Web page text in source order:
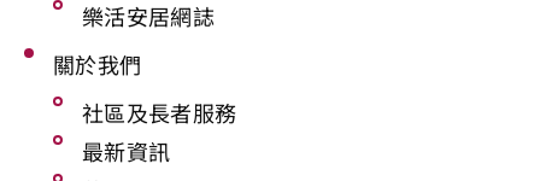
樂活安居網誌
關於我們
社區及長者服務
最新資訊